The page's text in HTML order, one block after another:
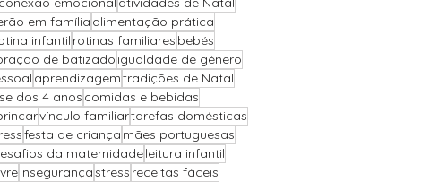
em família alimentação prática
infantil rotinas familiares bebés
de batizado igualdade de género
aprendizagemtradições de Natal
dos 4 anos comidas e bebidas
vínculo familiartarefas domésticas
festa de criança mães portuguesas
da maternidadeleitura infantil
insegurançastress receitas fáceis